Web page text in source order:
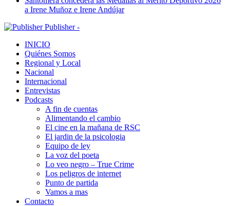
a Irene Muñoz e Irene Andújar
Publisher -
INICIO
Quiénes Somos
Regional y Local
Nacional
Internacional
Entrevistas
Podcasts
A fin de cuentas
Alimentando el cambio
El cine en la mañana de RSC
El jardin de la psicologia
Equipo de ley
La voz del poeta
Lo veo negro – True Crime
Los peligros de internet
Punto de partida
Vamos a mas
Contacto